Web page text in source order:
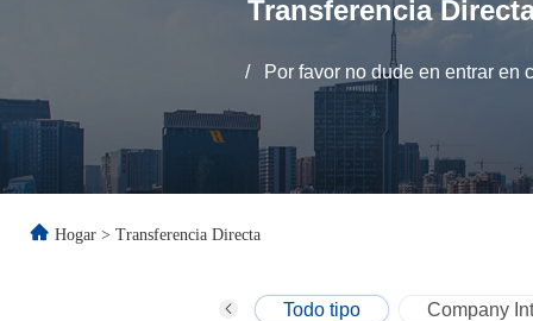
Transferencia
/ Por favor no dude en entrar en
Hogar > Transferencia Directa
Todo tipo Company